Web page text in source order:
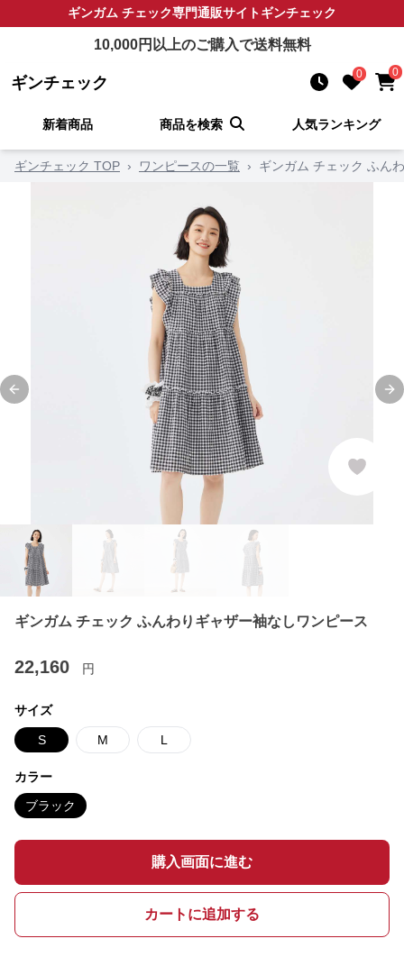
ギンガム チェック専門通販サイトギンチェック
10,000円以上のご購入で送料無料
ギンチェック 0 0
新着商品 商品を検索 人気ランキング
ギンチェック TOP › ワンピースの一覧 › ギンガム チェック ふん
Previous slide
ギンガム チェック ふんわりギャザー袖なしワンピース
22,160 円
サイズ
S M L
カラー
ブラック
購入画面に進む
カートに追加する